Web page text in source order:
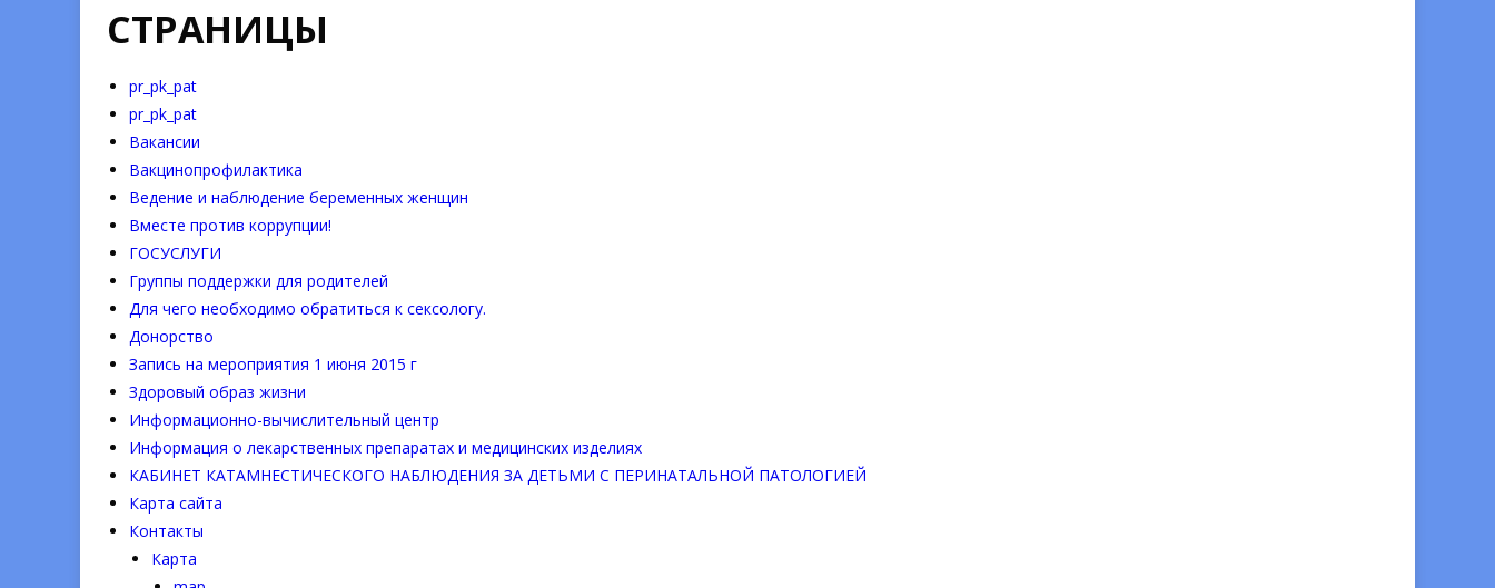
СТРАНИЦЫ
pr_pk_pat
pr_pk_pat
Вакансии
Вакцинопрофилактика
Ведение и наблюдение беременных женщин
Вместе против коррупции!
ГОСУСЛУГИ
Группы поддержки для родителей
Для чего необходимо обратиться к сексологу.
Донорство
Запись на мероприятия 1 июня 2015 г
Здоровый образ жизни
Информационно-вычислительный центр
Информация о лекарственных препаратах и медицинских изделиях
КАБИНЕТ КАТАМНЕСТИЧЕСКОГО НАБЛЮДЕНИЯ ЗА ДЕТЬМИ С ПЕРИНАТАЛЬНОЙ ПАТОЛОГИЕЙ
Карта сайта
Контакты
Карта